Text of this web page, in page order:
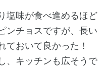
塩味が食べ進めるほど
ンチョスですが、長い
ておいて良かった！
、キッチンも広そうで